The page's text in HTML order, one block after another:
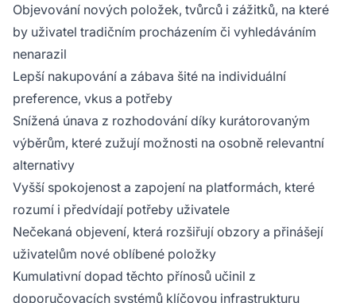
Objevování nových položek, tvůrců i zážitků, na které
by uživatel tradičním procházením či vyhledáváním
nenarazil
Lepší nakupování a zábava šité na individuální
preference, vkus a potřeby
Snížená únava z rozhodování díky kurátorovaným
výběrům, které zužují možnosti na osobně relevantní
alternativy
Vyšší spokojenost a zapojení na platformách, které
rozumí i předvídají potřeby uživatele
Nečekaná objevení, která rozšiřují obzory a přinášejí
uživatelům nové oblíbené položky
Kumulativní dopad těchto přínosů učinil z
doporučovacích systémů klíčovou infrastrukturu